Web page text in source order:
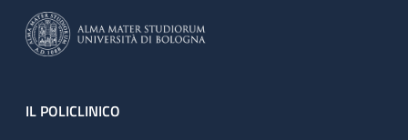
Footer
IL POLICLINICO